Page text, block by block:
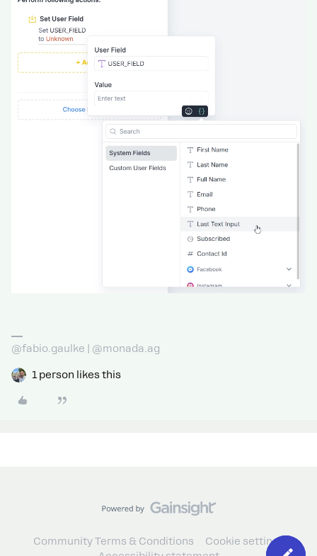
@fabio.gaulke | @monada.ag
1 person likes this
Community Terms & Conditions
Cookie settings